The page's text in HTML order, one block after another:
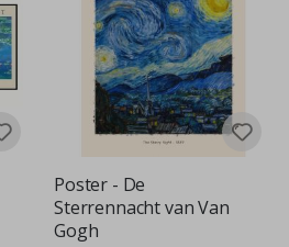
Poster - De
Sterrennacht van Van
Gogh